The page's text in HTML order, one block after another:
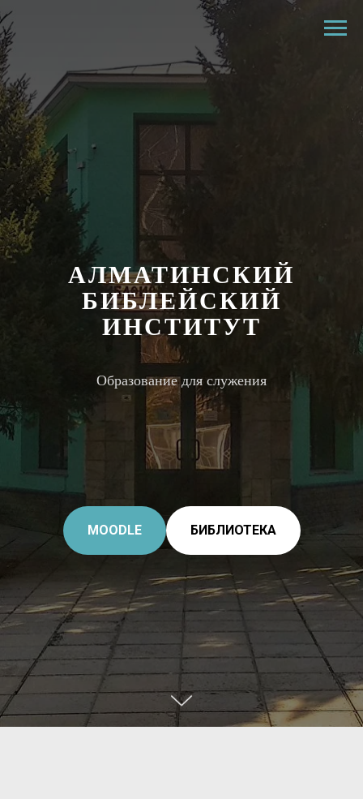
АЛМАТИНСКИЙ
БИБЛЕЙСКИЙ
ИНСТИТУТ
Образование для служения
MOODLE БИБЛИОТЕКА